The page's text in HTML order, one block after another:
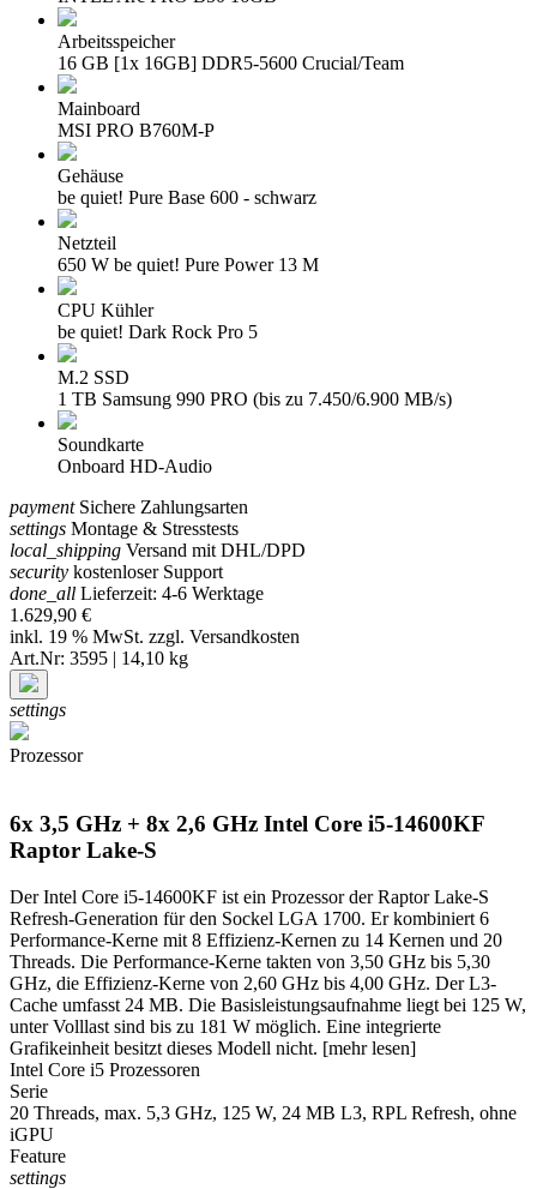
Arbeitsspeicher
16 GB [1x 16GB] DDR5-5600 Crucial/Team
Mainboard
MSI PRO B760M-P
Gehäuse
be quiet! Pure Base 600 - schwarz
Netzteil
650 W be quiet! Pure Power 13 M
CPU Kühler
be quiet! Dark Rock Pro 5
M.2 SSD
1 TB Samsung 990 PRO (bis zu 7.450/6.900 MB/s)
Soundkarte
Onboard HD-Audio
payment Sichere Zahlungsarten
settings Montage & Stresstests
local_shipping Versand mit DHL/DPD
security kostenloser Support
done_all Lieferzeit: 4-6 Werktage
1.629,90 €
inkl. 19 % MwSt. zzgl. Versandkosten
Art.Nr: 3595 | 14,10 kg
settings
Prozessor
6x 3,5 GHz + 8x 2,6 GHz Intel Core i5-14600KF
Raptor Lake-S
Der Intel Core i5-14600KF ist ein Prozessor der Raptor Lake-S
Refresh-Generation für den Sockel LGA 1700. Er kombiniert 6
Performance-Kerne mit 8 Effizienz-Kernen zu 14 Kernen und 20
Threads. Die Performance-Kerne takten von 3,50 GHz bis 5,30
GHz, die Effizienz-Kerne von 2,60 GHz bis 4,00 GHz. Der L3-
Cache umfasst 24 MB. Die Basisleistungsaufnahme liegt bei 125 W,
unter Volllast sind bis zu 181 W möglich. Eine integrierte
Grafikeinheit besitzt dieses Modell nicht. [mehr lesen]
Intel Core i5 Prozessoren
Serie
20 Threads, max. 5,3 GHz, 125 W, 24 MB L3, RPL Refresh, ohne
iGPU
Feature
settings